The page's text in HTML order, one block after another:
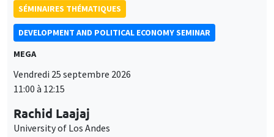
SÉMINAIRES THÉMATIQUES
DEVELOPMENT AND POLITICAL ECONOMY SEMINAR
MEGA
Vendredi 25 septembre 2026
11:00 à 12:15
Rachid Laajaj
University of Los Andes